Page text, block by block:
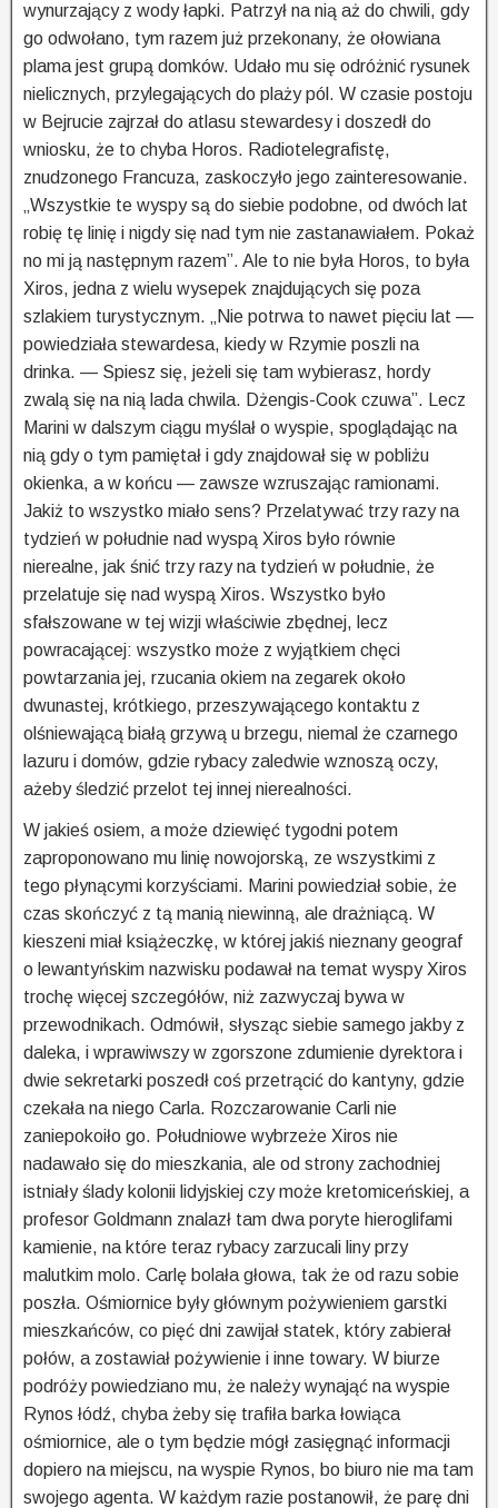
wynurzający z wody łapki. Patrzył na nią aż do chwili, gdy
go odwołano, tym razem już przekonany, że ołowiana
plama jest grupą domków. Udało mu się odróżnić rysunek
nielicznych, przylegających do plaży pól. W czasie postoju
w Bejrucie zajrzał do atlasu stewardesy i doszedł do
wniosku, że to chyba Horos. Radiotelegrafistę,
znudzonego Francuza, zaskoczyło jego zainteresowanie.
„Wszystkie te wyspy są do siebie podobne, od dwóch lat
robię tę linię i nigdy się nad tym nie zastanawiałem. Pokaż
no mi ją następnym razem”. Ale to nie była Horos, to była
Xiros, jedna z wielu wysepek znajdujących się poza
szlakiem turystycznym. „Nie potrwa to nawet pięciu lat —
powiedziała stewardesa, kiedy w Rzymie poszli na
drinka. — Spiesz się, jeżeli się tam wybierasz, hordy
zwalą się na nią lada chwila. Dżengis-Cook czuwa”. Lecz
Marini w dalszym ciągu myślał o wyspie, spoglądając na
nią gdy o tym pamiętał i gdy znajdował się w pobliżu
okienka, a w końcu — zawsze wzruszając ramionami.
Jakiż to wszystko miało sens? Przelatywać trzy razy na
tydzień w południe nad wyspą Xiros było równie
nierealne, jak śnić trzy razy na tydzień w południe, że
przelatuje się nad wyspą Xiros. Wszystko było
sfałszowane w tej wizji właściwie zbędnej, lecz
powracającej: wszystko może z wyjątkiem chęci
powtarzania jej, rzucania okiem na zegarek około
dwunastej, krótkiego, przeszywającego kontaktu z
olśniewającą białą grzywą u brzegu, niemal że czarnego
lazuru i domów, gdzie rybacy zaledwie wznoszą oczy,
ażeby śledzić przelot tej innej nierealności.
W jakieś osiem, a może dziewięć tygodni potem
zaproponowano mu linię nowojorską, ze wszystkimi z
tego płynącymi korzyściami. Marini powiedział sobie, że
czas skończyć z tą manią niewinną, ale drażniącą. W
kieszeni miał książeczkę, w której jakiś nieznany geograf
o lewantyńskim nazwisku podawał na temat wyspy Xiros
trochę więcej szczegółów, niż zazwyczaj bywa w
przewodnikach. Odmówił, słysząc siebie samego jakby z
daleka, i wprawiwszy w zgorszone zdumienie dyrektora i
dwie sekretarki poszedł coś przetrącić do kantyny, gdzie
czekała na niego Carla. Rozczarowanie Carli nie
zaniepokoiło go. Południowe wybrzeże Xiros nie
nadawało się do mieszkania, ale od strony zachodniej
istniały ślady kolonii lidyjskiej czy może kretomiceńskiej, a
profesor Goldmann znalazł tam dwa poryte hieroglifami
kamienie, na które teraz rybacy zarzucali liny przy
malutkim molo. Carlę bolała głowa, tak że od razu sobie
poszła. Ośmiornice były głównym pożywieniem garstki
mieszkańców, co pięć dni zawijał statek, który zabierał
połów, a zostawiał pożywienie i inne towary. W biurze
podróży powiedziano mu, że należy wynająć na wyspie
Rynos łódź, chyba żeby się trafiła barka łowiąca
ośmiornice, ale o tym będzie mógł zasięgnąć informacji
dopiero na miejscu, na wyspie Rynos, bo biuro nie ma tam
swojego agenta. W każdym razie postanowił, że parę dni